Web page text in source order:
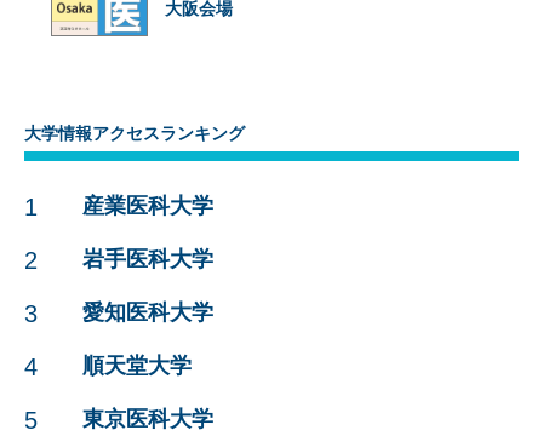
大阪会場
大学情報アクセスランキング
1 産業医科大学
2 岩手医科大学
3 愛知医科大学
4 順天堂大学
5 東京医科大学